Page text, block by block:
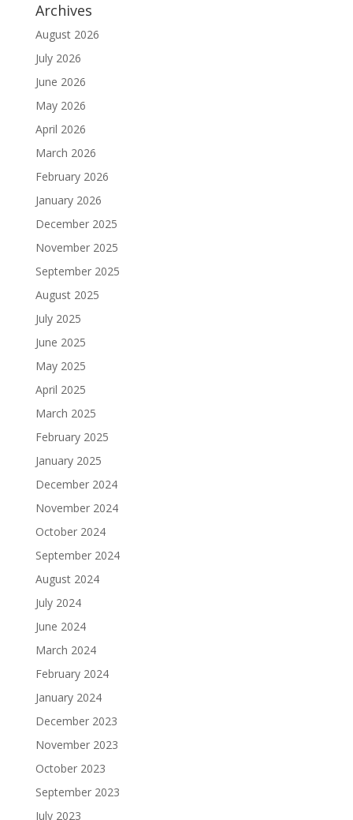
Archives
August 2026
July 2026
June 2026
May 2026
April 2026
March 2026
February 2026
January 2026
December 2025
November 2025
September 2025
August 2025
July 2025
June 2025
May 2025
April 2025
March 2025
February 2025
January 2025
December 2024
November 2024
October 2024
September 2024
August 2024
July 2024
June 2024
March 2024
February 2024
January 2024
December 2023
November 2023
October 2023
September 2023
July 2023